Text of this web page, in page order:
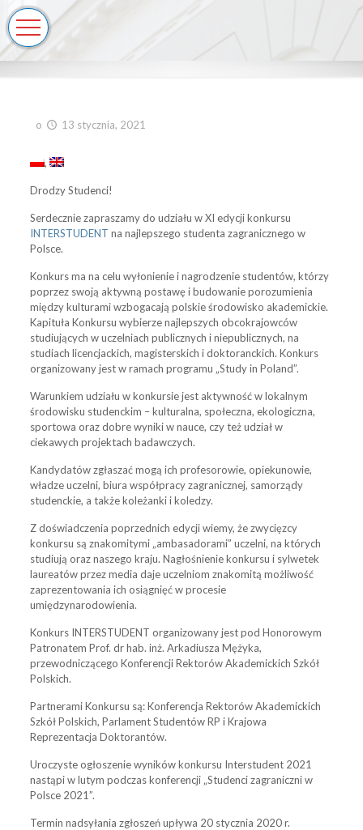
o 13 stycznia, 2021
Drodzy Studenci!
Serdecznie zapraszamy do udziału w XI edycji konkursu
INTERSTUDENT na najlepszego studenta zagranicznego w
Polsce.
Konkurs ma na celu wyłonienie i nagrodzenie studentów, którzy
poprzez swoją aktywną postawę i budowanie porozumienia
między kulturami wzbogacają polskie środowisko akademickie.
Kapituła Konkursu wybierze najlepszych obcokrajowców
studiujących w uczelniach publicznych i niepublicznych, na
studiach licencjackich, magisterskich i doktoranckich. Konkurs
organizowany jest w ramach programu „Study in Poland”.
Warunkiem udziału w konkursie jest aktywność w lokalnym
środowisku studenckim – kulturalna, społeczna, ekologiczna,
sportowa oraz dobre wyniki w nauce, czy też udział w
ciekawych projektach badawczych.
Kandydatów zgłaszać mogą ich profesorowie, opiekunowie,
władze uczelni, biura współpracy zagranicznej, samorządy
studenckie, a także koleżanki i koledzy.
Z doświadczenia poprzednich edycji wiemy, że zwycięzcy
konkursu są znakomitymi „ambasadorami” uczelni, na których
studiują oraz naszego kraju. Nagłośnienie konkursu i sylwetek
laureatów przez media daje uczelniom znakomitą możliwość
zaprezentowania ich osiągnięć w procesie
umiędzynarodowienia.
Konkurs INTERSTUDENT organizowany jest pod Honorowym
Patronatem Prof. dr hab. inż. Arkadiusza Mężyka,
przewodniczącego Konferencji Rektorów Akademickich Szkół
Polskich.
Partnerami Konkursu są: Konferencja Rektorów Akademickich
Szkół Polskich, Parlament Studentów RP i Krajowa
Reprezentacja Doktorantów.
Uroczyste ogłoszenie wyników konkursu Interstudent 2021
nastąpi w lutym podczas konferencji „Studenci zagraniczni w
Polsce 2021”.
Termin nadsyłania zgłoszeń upływa 20 stycznia 2020 r.